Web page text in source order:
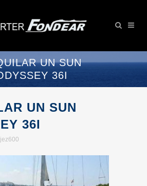
UN SUN
36I
UN SUN
36I